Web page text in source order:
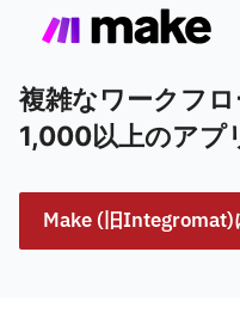
複雑なワークフ
1,000以上のアプ
Make (旧Integromat)